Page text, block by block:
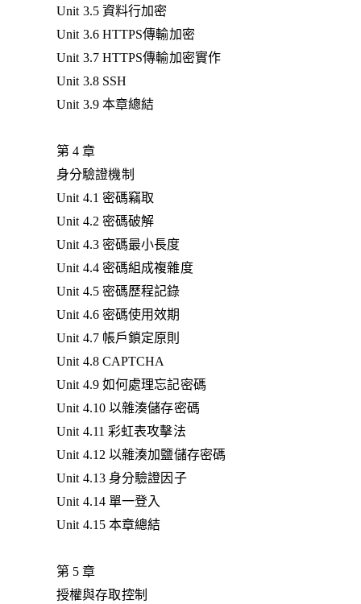
Unit 3.5 資料行加密
Unit 3.6 HTTPS傳輸加密
Unit 3.7 HTTPS傳輸加密實作
Unit 3.8 SSH
Unit 3.9 本章總結
第 4 章
身分驗證機制
Unit 4.1 密碼竊取
Unit 4.2 密碼破解
Unit 4.3 密碼最小長度
Unit 4.4 密碼組成複雜度
Unit 4.5 密碼歷程記錄
Unit 4.6 密碼使用效期
Unit 4.7 帳戶鎖定原則
Unit 4.8 CAPTCHA
Unit 4.9 如何處理忘記密碼
Unit 4.10 以雜湊儲存密碼
Unit 4.11 彩虹表攻擊法
Unit 4.12 以雜湊加鹽儲存密碼
Unit 4.13 身分驗證因子
Unit 4.14 單一登入
Unit 4.15 本章總結
第 5 章
授權與存取控制